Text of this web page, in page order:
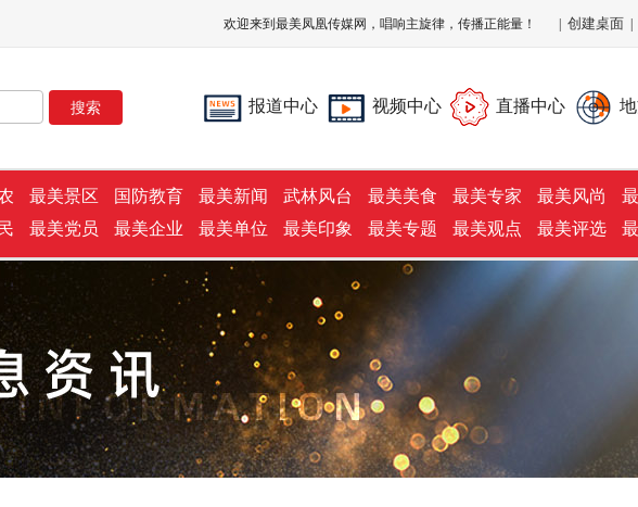
欢迎来到最美凤凰传媒网，唱响主旋律，传播正能量！ 创建桌面
报道中心 视频中心 直播中心
最美景区 国防教育 最美新闻 武林风台 最美美食 最美专家 最美风尚
最美党员 最美企业 最美单位 最美印象 最美专题 最美观点 最美评选